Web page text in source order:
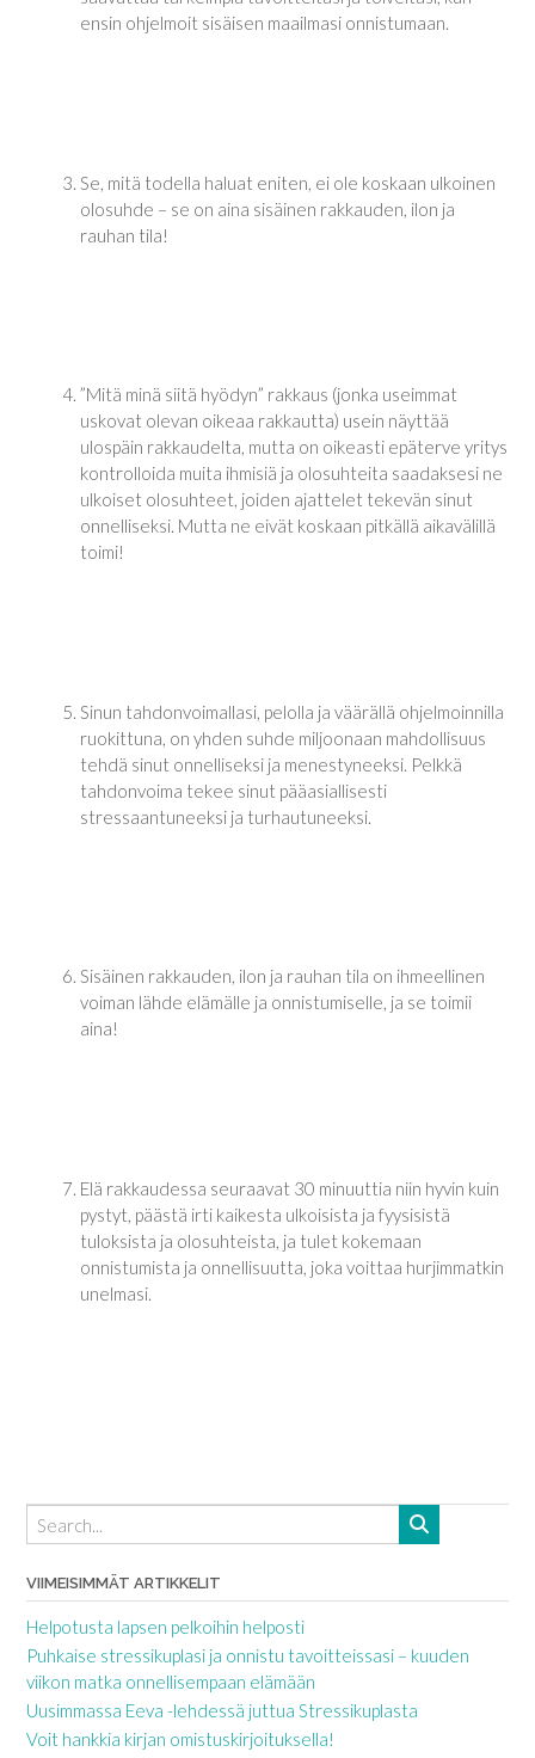
ensin ohjelmoit sisäisen maailmasi onnistumaan.
Se, mitä todella haluat eniten, ei ole koskaan ulkoinen
olosuhde – se on aina sisäinen rakkauden, ilon ja
rauhan tila!
”Mitä minä siitä hyödyn” ­rakkaus (jonka useimmat
uskovat olevan oikeaa rakkautta) usein näyttää
ulospäin rakkaudelta, mutta on oikeasti epäterve yritys
kontrolloida muita ihmisiä ja olosuhteita saadaksesi ne
ulkoiset olosuhteet, joiden ajattelet tekevän sinut
onnelliseksi. Mutta ne eivät koskaan pitkällä aikavälillä
toimi!
Sinun tahdonvoimallasi, pelolla ja väärällä ohjelmoinnilla
ruokittuna, on yhden suhde miljoonaan mahdollisuus
tehdä sinut onnelliseksi ja menestyneeksi. Pelkkä
tahdonvoima tekee sinut pääasiallisesti
stressaantuneeksi ja turhautuneeksi.
Sisäinen rakkauden, ilon ja rauhan tila on ihmeellinen
voiman lähde elämälle ja onnistumiselle, ja se toimii
aina!
Elä rakkaudessa seuraavat 30 minuuttia niin hyvin kuin
pystyt, päästä irti kaikesta ulkoisista ja fyysisistä
tuloksista ja olosuhteista, ja tulet kokemaan
onnistumista ja onnellisuutta, joka voittaa hurjimmatkin
unelmasi.
VIIMEISIMMÄT ARTIKKELIT
Helpotusta lapsen pelkoihin helposti
Puhkaise stressikuplasi ja onnistu tavoitteissasi – kuuden
viikon matka onnellisempaan elämään
Uusimmassa Eeva -lehdessä juttua Stressikuplasta
Voit hankkia kirjan omistuskirjoituksella!